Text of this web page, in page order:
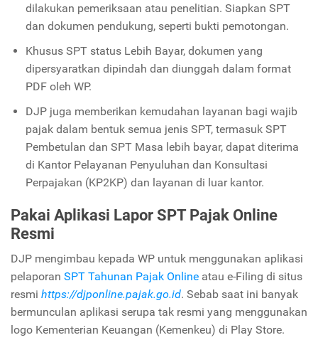
dilakukan pemeriksaan atau penelitian. Siapkan SPT
dan dokumen pendukung, seperti bukti pemotongan.
Khusus SPT status Lebih Bayar, dokumen yang
dipersyaratkan dipindah dan diunggah dalam format
PDF oleh WP.
DJP juga memberikan kemudahan layanan bagi wajib
pajak dalam bentuk semua jenis SPT, termasuk SPT
Pembetulan dan SPT Masa lebih bayar, dapat diterima
di Kantor Pelayanan Penyuluhan dan Konsultasi
Perpajakan (KP2KP) dan layanan di luar kantor.
Pakai Aplikasi Lapor SPT Pajak Online
Resmi
DJP mengimbau kepada WP untuk menggunakan aplikasi
pelaporan SPT Tahunan Pajak Online atau e-Filing di situs
resmi https://djponline.pajak.go.id. Sebab saat ini banyak
bermunculan aplikasi serupa tak resmi yang menggunakan
logo Kementerian Keuangan (Kemenkeu) di Play Store.